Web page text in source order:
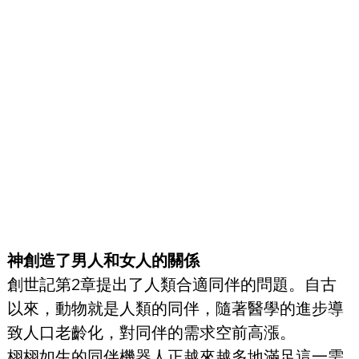
神創造了男人和女人的關係
創世記第2章提出了人類合適同伴的問題。自古
以來，動物就是人類的同伴，隨著醫學的進步導
致人口老齡化，對同伴的需求空前高漲。